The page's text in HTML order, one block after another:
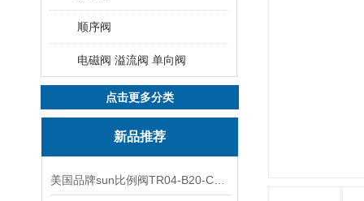
顺序阀
电磁阀 溢流阀 单向阀
点击更多分类
新品推荐